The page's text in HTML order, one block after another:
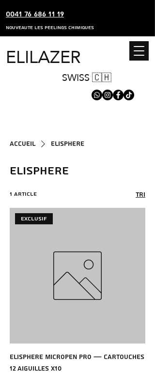
0041 76 686 11 19
nouveaute les peelings chimiques
ELILAZER
SWISS 🇨🇭
Accueil ELISPHERE
ELISPHERE
1 article Tri
Exclusif
Elisphere MicroPen Pro — Cartouches
12 Aiguilles x10